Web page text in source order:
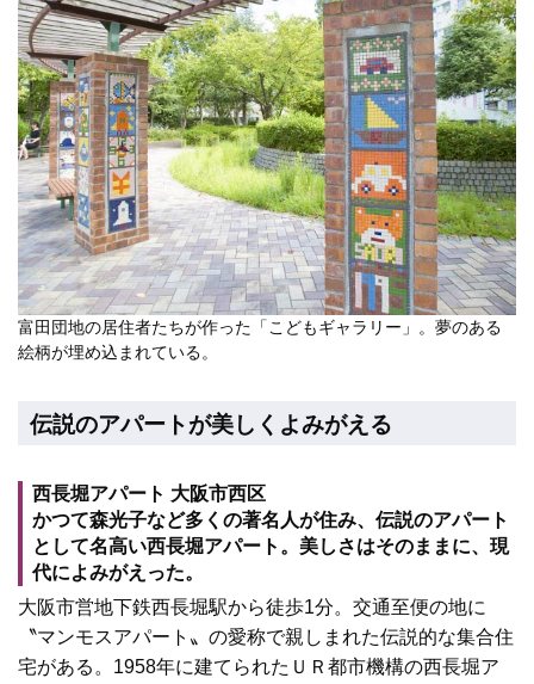
富田団地の居住者たちが作った「こどもギャラリー」。夢のある
絵柄が埋め込まれている。
伝説のアパートが美しくよみがえる
西長堀アパート 大阪市西区
かつて森光子など多くの著名人が住み、伝説のアパート
として名高い西長堀アパート。美しさはそのままに、現
代によみがえった。
大阪市営地下鉄西長堀駅から徒歩1分。交通至便の地に
〝マンモスアパート〟の愛称で親しまれた伝説的な集合住
宅がある。1958年に建てられたＵＲ都市機構の西長堀ア